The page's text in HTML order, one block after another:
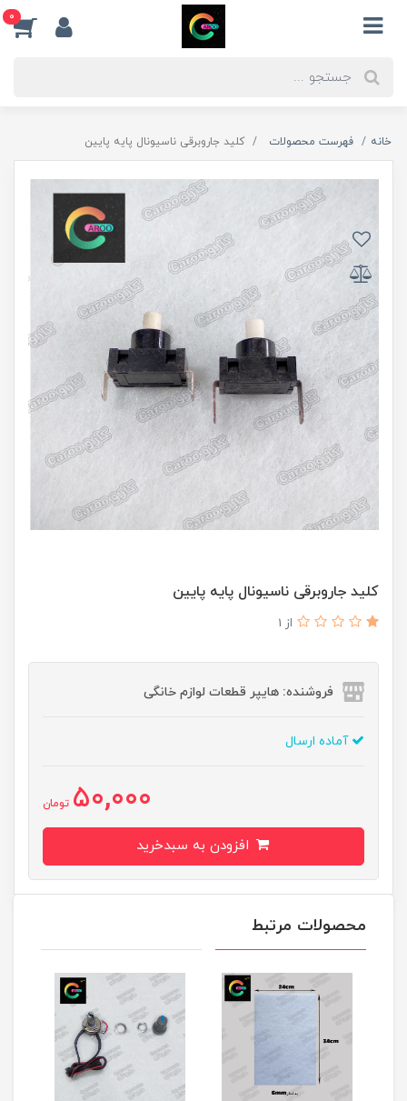
0
خانه فهرست محصولات کلید جاروبرقی ناسیونال پایه پایین
کلید جاروبرقی ناسیونال پایه پایین
از 1
فروشنده: هایپر قطعات لوازم خانگی
آماده ارسال
50,000 تومان
محصولات مرتبط